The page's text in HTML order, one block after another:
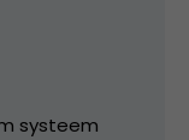
systeem